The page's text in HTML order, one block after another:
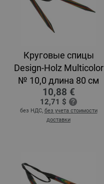
Круговые спицы
Design-Holz Multicolor
№ 10,0 длина 80 см
10,88 €
12,71 $
без НДС, без учета стоимости
доставки